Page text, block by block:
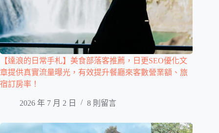
【達浪的日常手札】美食部落客推薦，日更SEO優化文
章提供真實流量曝光，有效提升餐廳來客數營業額、旅
宿訂房率！
2026 年 7 月 2 日 8 則留言